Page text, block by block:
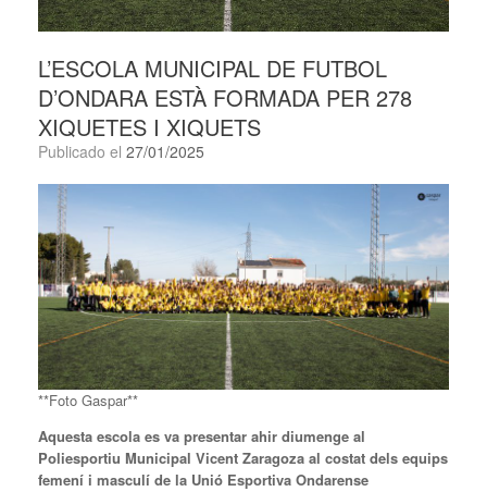
L’ESCOLA MUNICIPAL DE FUTBOL
D’ONDARA ESTÀ FORMADA PER 278
XIQUETES I XIQUETS
Publicado el 27/01/2025
**Foto Gaspar**
Aquesta escola es va presentar ahir diumenge al
Poliesportiu Municipal Vicent Zaragoza al costat dels equips
femení i masculí de la Unió Esportiva Ondarense